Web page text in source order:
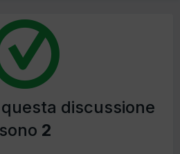
discussione
sono 2